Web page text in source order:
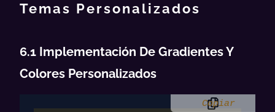
Temas Personalizados
6.1 Implementación De Gradientes Y
Colores Personalizados
Copiar